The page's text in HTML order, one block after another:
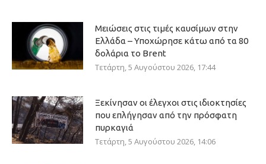
Μειώσεις στις τιμές καυσίμων στην
Ελλάδα – Υποχώρησε κάτω από τα 80
δολάρια το Brent
Τετάρτη, 5 Αυγούστου 2026, 17:44
Ξεκίνησαν οι έλεγχοι στις ιδιοκτησίες
που επλήγησαν από την πρόσφατη
πυρκαγιά
Τετάρτη, 5 Αυγούστου 2026, 14:06